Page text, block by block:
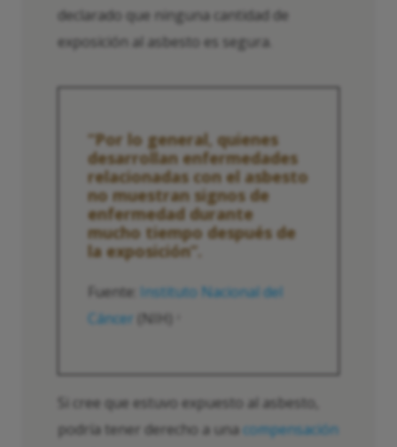
declarado que ninguna cantidad de
exposición al asbesto es segura.
“Por lo general, quienes
desarrollan enfermedades
relacionadas con el asbesto
no muestran signos de
enfermedad durante
mucho tiempo después de
la exposición”.
Fuente: Instituto Nacional del
Cáncer (NIH)
Si cree que estuvo expuesto al asbesto,
podría tener derecho a una compensación